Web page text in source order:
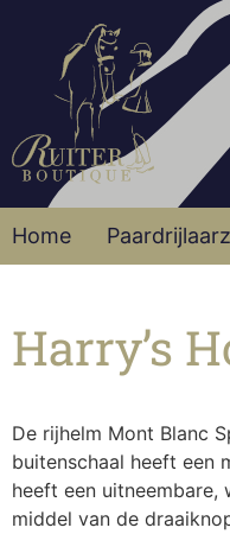
Home
Harry’s
De rijhelm Mont Blanc
buitenschaal heeft een
heeft een
middel van de